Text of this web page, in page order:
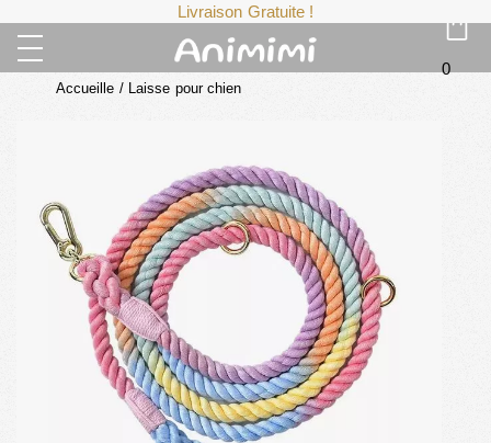
Livraison Gratuite !
0
Accueille / Laisse pour chien